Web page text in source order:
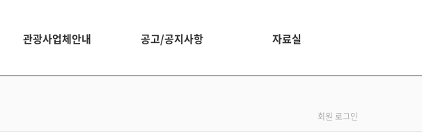
관광사업체안내 공고/공지사항 자료실
회원 로그인